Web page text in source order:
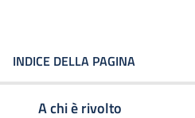
INDICE DELLA PAGINA
A chi è rivolto